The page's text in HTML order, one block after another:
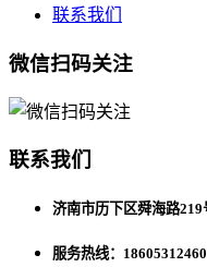
联系我们
微信扫码关注
联系我们
济南市历下区舜海路
服务热线：18605312460